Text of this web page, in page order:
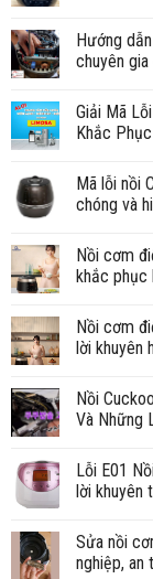
Hướng
chuyên
Giải Mã
Khắc
Mã lỗi nồi
chóng và
Nồi cơm
khắc phục
Nồi cơm
lời khuyên
Nồi
Và Những
Lỗi E01
lời khuyên
Sửa nồi
nghiệp, an